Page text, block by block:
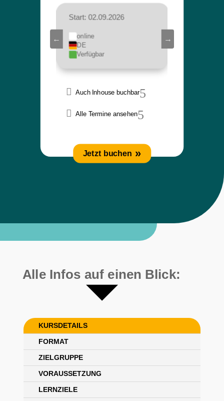
Start: 02.09.2026
online
DE
Verfügbar
Auch Inhouse buchbar
Alle Termine ansehen
Jetzt buchen
Alle Infos auf einen Blick:
KURSDETAILS
FORMAT
ZIELGRUPPE
VORAUSSETZUNG
LERNZIELE